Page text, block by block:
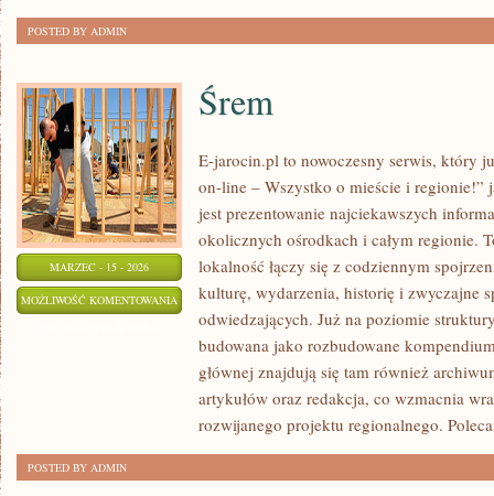
POSTED BY ADMIN
MARZEC - 15 - 2026
MOŻLIWOŚĆ KOMENTOWANIA ŚREM
Śrem
E-jarocin.pl to nowoczesny serwis, który
on-line – Wszystko o mieście i regionie!”
jest prezentowanie najciekawszych
okolicznych ośrodkach i całym regionie.
lokalność łączy się z codziennym
kulturę, wydarzenia, historię i zwyczajne
odwiedzających. Już na poziomie
budowana jako rozbudowane
głównej znajdują się tam również
artykułów oraz redakcja, co wzmacnia
rozwijanego projektu regionalnego.
POSTED BY ADMIN